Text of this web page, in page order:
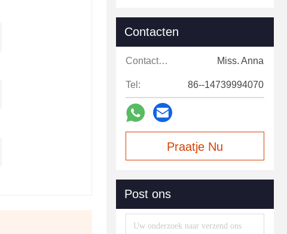
Contacten
Contacten: Miss. Anna
Tel: 86--14739994070
Praatje Nu
Post ons